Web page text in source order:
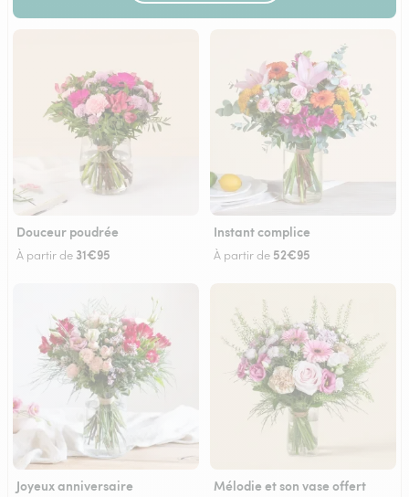
Douceur poudrée
À partir de 31€95
Instant complice
À partir de 52€95
Joyeux anniversaire Mélodie et son vase offert